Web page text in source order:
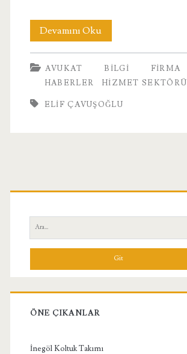
Devamını OkuElif
Çavuşoğlu
AVUKAT BILGI FIRMA
HABERLER
HIZMET SEKTÖRÜ
ELIF ÇAVUŞOĞLU
Birincil
Yan
Menü
Ara:
ÖNE ÇIKANLAR
İnegöl Koltuk Takımı